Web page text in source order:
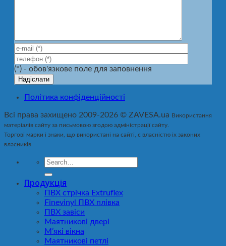
(*) - обов'язкове поле для заповнення
Політика конфіденційності
Всі права захищено 2009-2026 © ZAVESA.ua Використання
матеріалів сайту за письмовою згодою адміністрації сайту.
Торгові марки і знаки, що використані на сайті, є власністю іх законих
власників
Продукція
ПВХ стрічка Extruflex
Finevinyl ПВХ плівка
ПВХ завіси
Маятникові двері
М’які вікна
Маятникові петлі